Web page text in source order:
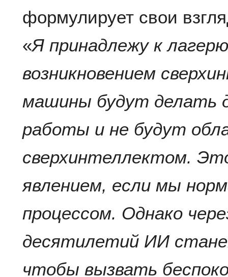
формулирует свои
«Я принадлежу к
возникновением
машины будут делать
работы и не будут
сверхинтеллектом.
явлением, если мы
процессом. Однако
десятилетий ИИ
чтобы вызвать